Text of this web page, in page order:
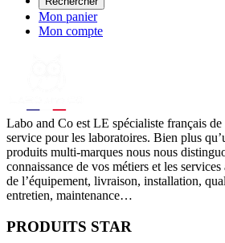
Mon panier
Mon compte
Labo and Co est LE spécialiste français de
service pour les laboratoires. Bien plus
produits multi-marques nous nous
connaissance de vos métiers et les
de l’équipement, livraison, installation,
entretien, maintenance…
PRODUITS STAR